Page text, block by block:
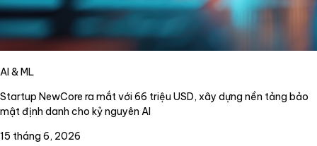
AI & ML
Startup NewCore ra mắt với 66 triệu USD, xây dựng nền tảng bảo
mật định danh cho kỷ nguyên AI
15 tháng 6, 2026